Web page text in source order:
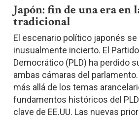
Japón: fin de una era en
tradicional
El escenario político japonés se
inusualmente incierto. El Partido
Democrático (PLD) ha perdido
ambas cámaras del
más allá de los temas
fundamentos históricos del
clave de EE.UU. Las nuevas